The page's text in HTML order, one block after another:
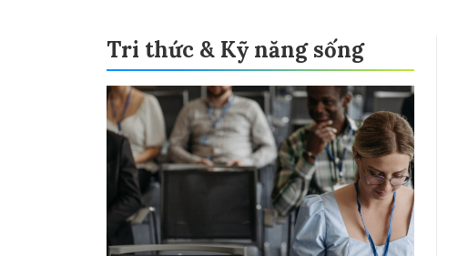
Tri thức & Kỹ năng sống